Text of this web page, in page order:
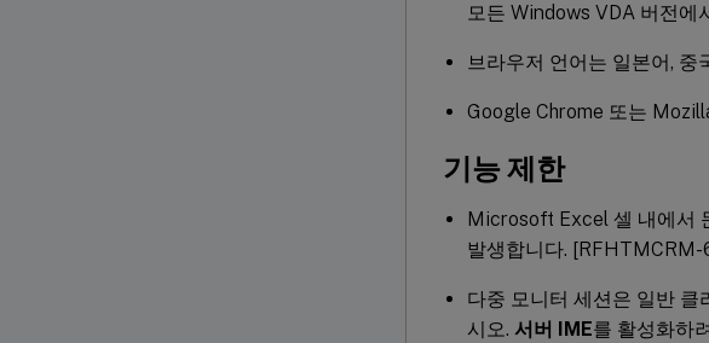
모든 Windows VDA 버전에
브라우저 언어는 일본어, 중
Google Chrome 또는
기능 제한
Microsoft Excel 셀 내에서
발생합니다. [RFHTMCRM-
다중 모니터 세션은 일반 클
시오. 서버 IME를 활성화하